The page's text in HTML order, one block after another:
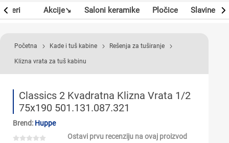
Akcije↘ Saloni keramike Pločice Slavine
Početna Kade i tuš kabine Rešenja za tuširanje
Klizna vrata za tuš kabinu
Classics 2 Kvadratna Klizna Vrata 1/2
75x190 501.131.087.321
Brend: Huppe
Ostavi prvu recenziju na ovaj proizvod